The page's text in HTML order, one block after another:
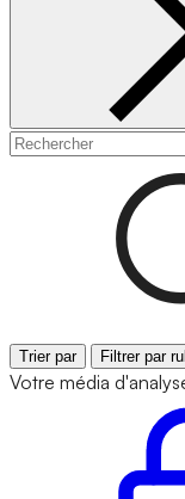
Trier par Filtrer par
Votre média